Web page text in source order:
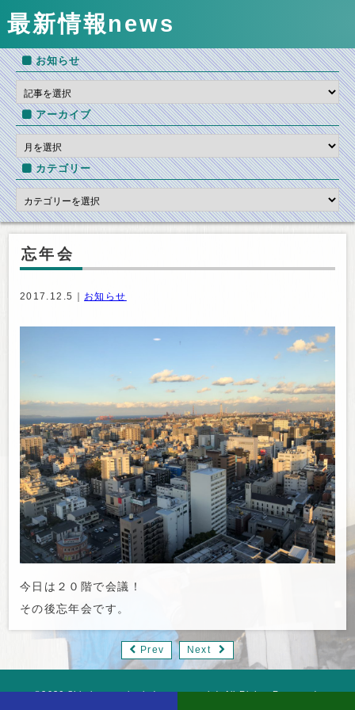
最新情報news
お知らせ
アーカイブ
カテゴリー
忘年会
2017.12.5｜ お知らせ
今日は２０階で会議！
その後忘年会です。
Prev Next
©2026 Shimizu termite industory co.,ltd. All Rights Reserved.